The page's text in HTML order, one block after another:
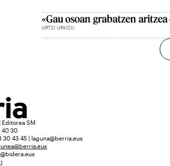
«Gau osoan grabatzen
URTZI URKIZU
Editorea SM
40 30
30 43 45 | laguna@berria.eus